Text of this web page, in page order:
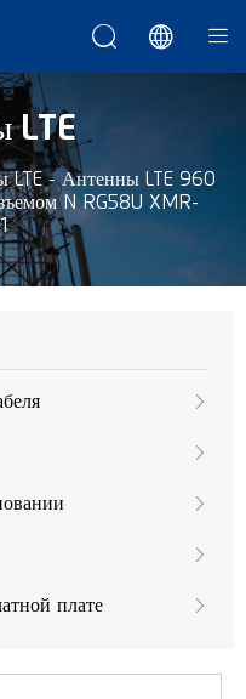
  
LTE
LTE-Антенны LTE 960
N RG58U XMR-
плате